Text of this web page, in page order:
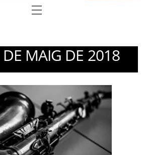
Menu
MAIG DE 2018